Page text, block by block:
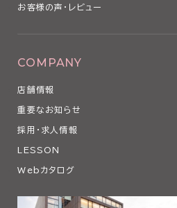
お客様の声・レビュー
COMPANY
店舗情報
重要なお知らせ
採用・求人情報
LESSON
Webカタログ